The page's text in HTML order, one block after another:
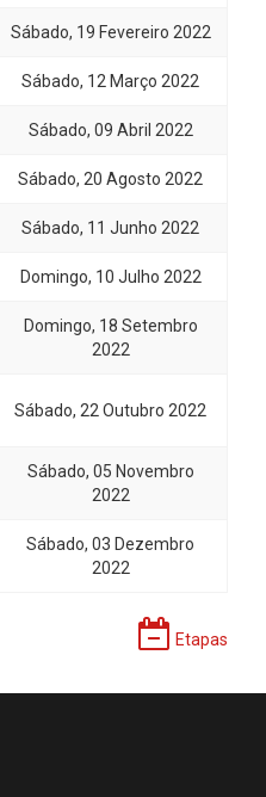
Sábado, 19 Fevereiro 2022
Sábado, 12 Março 2022
Sábado, 09 Abril 2022
Sábado, 20 Agosto 2022
Sábado, 11 Junho 2022
Domingo, 10 Julho 2022
Domingo, 18 Setembro
2022
Sábado, 22 Outubro 2022
Sábado, 05 Novembro
2022
Sábado, 03 Dezembro
2022
Etapas